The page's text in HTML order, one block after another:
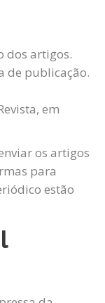
dos artigos.
de publicação.
em
os artigos
para
estão